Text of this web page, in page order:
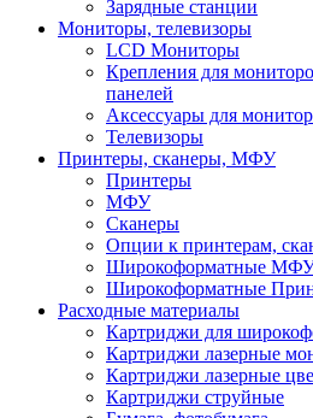
Зарядные станции
Мониторы, телевизоры
LCD Мониторы
Крепления для
панелей
Аксессуары для
Телевизоры
Принтеры, сканеры, МФУ
Принтеры
МФУ
Сканеры
Опции к принтерам,
Широкоформатные
Широкоформатные
Расходные материалы
Картриджи для
Картриджи лазерные
Картриджи лазерные
Картриджи струйные